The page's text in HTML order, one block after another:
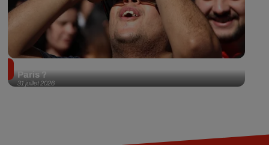
31 juillet 2026
Paris ?